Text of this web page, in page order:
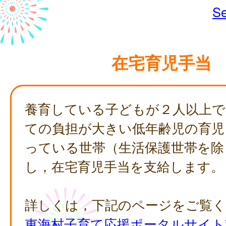
在宅育児手当
養育している子どもが２人以上
ての負担が大きい低年齢児の育
っている世帯（生活保護世帯を
し，在宅育児手当を支給します。
詳しくは，下記のページをご覧